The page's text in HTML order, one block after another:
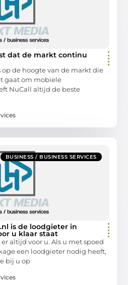
dat de markt continu
de hoogte van de markt die
gaat om mobiele
NuCall altijd de beste
BUSINESS / BUSINESS SERVICES
is de loodgieter in
u klaar staat
altijd voor u. Als u met spoed
een loodgieter nodig heeft,
bij u op